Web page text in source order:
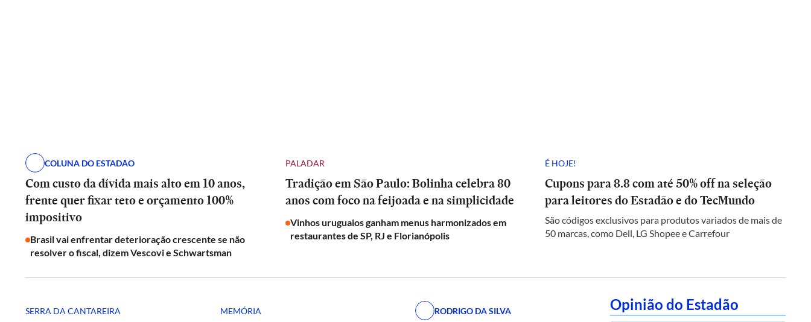
COLUNA DO ESTADÃO
Com custo da dívida mais alto em 10 anos,
frente quer fixar teto e orçamento 100%
impositivo
Brasil vai enfrentar deterioração crescente se não
resolver o fiscal, dizem Vescovi e Schwartsman
PALADAR
Tradição em São Paulo: Bolinha celebra 80
anos com foco na feijoada e na simplicidade
Vinhos uruguaios ganham menus harmonizados em
restaurantes de SP, RJ e Florianópolis
É HOJE!
Cupons para 8.8 com até 50% off na seleção
para leitores do Estadão e do TecMundo
São códigos exclusivos para produtos variados de mais de
50 marcas, como Dell, LG Shopee e Carrefour
SERRA DA CANTAREIRA MEMÓRIA RODRIGO DA SILVA Opinião do Estadão